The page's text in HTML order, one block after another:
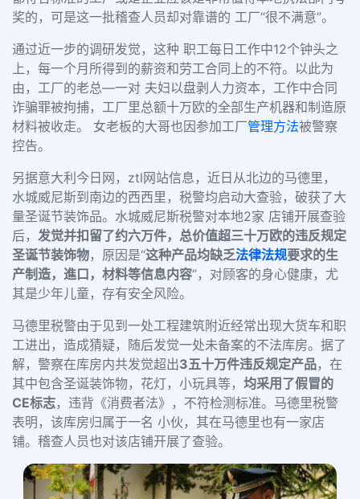
奖的，可是这一批稽查人员却对靠谱的 工厂“很不满意”。
通过近一步的调研发觉，这种 职工每日工作中12个钟头之
上，每一个月所得到的薪资和劳工合同上的不符。以此为
由，工厂的老总––一对 夫妇以盘剥人力资本，工作中合同
诈骗罪被拘捕，工厂里总额十万欧的全部生产机器和制造原
材料被收走。 女老板的大哥也因参加工厂管理方法被警察
控告。
另据意大利今日网，ztl网站信息，近日从北边的马德里，
水城威尼斯到南边的西西里，税警均启动大查验，破获了大
量圣诞节装饰品。水城威尼斯税警对本地2家 店铺开展查验
后， 发觉并扣留了约六万件，总价值超三十万欧的违反规定
圣诞节装饰物，原因是“这种产品均缺乏法律法规要求的生
产制造，進口，材料等信息内容”，对顾客的身心健康，尤
其是少年儿童，存有安全风险。
马德里税警由于见到一处工程建筑附近经常出现大货车和职
工进出，造成猜疑，随后发觉一处未备案的不法库房。据了
解，警察在库房内共发觉超出3五十万件违反规定产品，在
其中包含圣诞装饰物，花灯，小玩具等， 均采用了假冒的
CE标志，违背《消费者法》，不符检测标准。马德里税警
表明，该库房归属于一名 小伙，其在马德里也有一家店
铺。稽查人员也对该店铺开展了查验。